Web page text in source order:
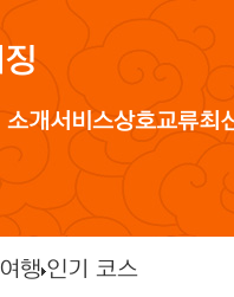
소개서비스상호교류최
행 인기 코스